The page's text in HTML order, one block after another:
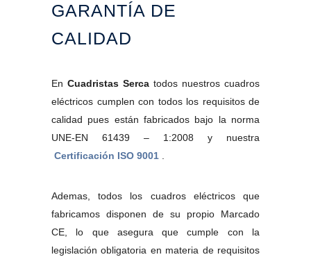
GARANTÍA DE
CALIDAD
En Cuadristas Serca todos nuestros cuadros
eléctricos cumplen con todos los requisitos de
calidad pues están fabricados bajo la norma
UNE-EN 61439 – 1:2008 y nuestra
Certificación ISO 9001 .
Ademas, todos los cuadros eléctricos que
fabricamos disponen de su propio Marcado
CE, lo que asegura que cumple con la
legislación obligatoria en materia de requisitos